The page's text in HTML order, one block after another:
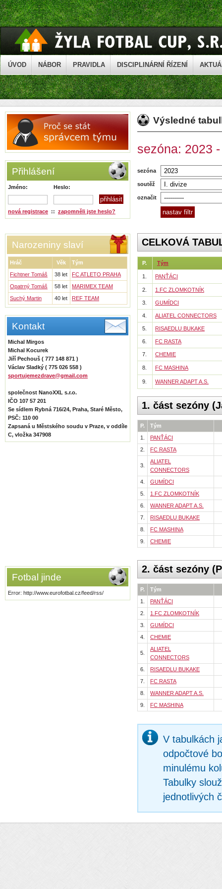
ÚVOD NÁBOR PRAVIDLA DISCIPLINÁRNÍ ŘÍZENÍ
Přihlášení
Jméno: Heslo:
nová registrace :: zapomněli jste heslo?
Narozeniny slaví
Hráč Věk
Tým
Fichtner Tomáš
38 let
FC ATLETO PRAHA
Opatrný Tomáš
58 let
MARIMEX TEAM
Suchý Martin
40 let REF TEAM
Kontakt
Michal Mirgos
Michal Kocurek
Jiří Pechouš ( 777 148 871 )
Václav Sladký ( 775 026 558 )
sportujemezdrave@gmail.com
společnost NanoXXL s.r.o.
IČO 107 57 201
Se sídlem Rybná 716/24, Praha, Staré Město,
PSČ: 110 00
Zapsaná u Městského soudu v Praze, v oddíle
C, vložka 347908
Fotbal jinde
Error: http://www.eurofotbal.cz/feed/rss/
Výsledné
sezóna: 2023
sezóna
soutěž
označit
CELKOVÁ
P. Tým
1. PANŤÁCI
2. 1.FC ZLOMKOTNÍK
3. GUMÍDCI
4. ALIATEL CONNECTORS
5. RISAEDLU BUKAKE
6. FC RASTA
7. CHEMIE
8. FC MASHINA
9. WANNER ADAPT A.S.
1. část sezóny
P.
Tým
1.
PANŤÁCI
2.
FC RASTA
3.
ALIATEL
CONNECTORS
4.
GUMÍDCI
5.
1.FC ZLOMKOTNÍK
6.
WANNER ADAPT A.S.
7.
RISAEDLU BUKAKE
8.
FC MASHINA
9.
CHEMIE
2. část sezóny
P.
Tým
1.
PANŤÁCI
2.
1.FC ZLOMKOTNÍK
3.
GUMÍDCI
4.
CHEMIE
5.
ALIATEL
CONNECTORS
6.
RISAEDLU BUKAKE
7.
FC RASTA
8.
WANNER ADAPT A.S.
9.
FC MASHINA
V tabulkách
odpočtové
minulému
Tabulky
jednotlivých